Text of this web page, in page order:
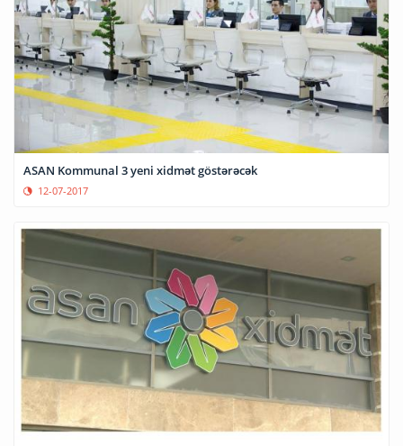
ASAN Kommunal 3 yeni xidmət göstərəcək
12-07-2017